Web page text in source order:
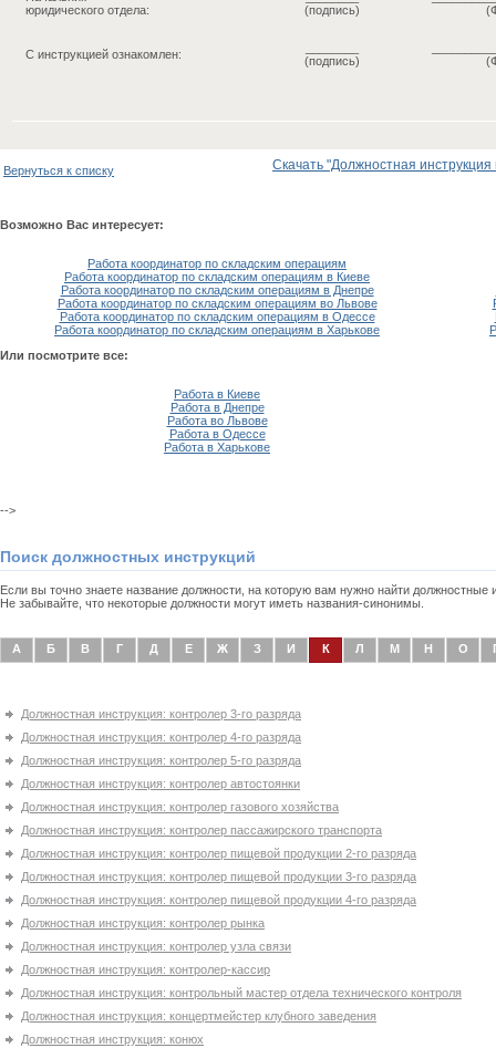
юридического отдела:
(подпись)
С инструкцией ознакомлен:
(подпись)
Вернуться к списку Скачать "Должностная
Возможно Вас интересует:
Работа координатор по складским операциям
Работа координатор по складским операциям в Киеве
Работа координатор по складским операциям в Днепре
Работа координатор по складским операциям во Львове
Работа координатор по складским операциям в Одессе
Работа координатор по складским операциям в Харькове
Или посмотрите все:
Работа в Киеве
Работа в Днепре
Работа во Львове
Работа в Одессе
Работа в Харькове
-->
Поиск должностных инструкций
Если вы точно знаете название должности, на которую вам нужно найти
Не забывайте, что некоторые должности могут иметь названия-синонимы.
А Б В Г Д Е Ж З И К Л М Н О
Должностная инструкция: контролер 3-го разряда
Должностная инструкция: контролер 4-го разряда
Должностная инструкция: контролер 5-го разряда
Должностная инструкция: контролер автостоянки
Должностная инструкция: контролер газового хозяйства
Должностная инструкция: контролер пассажирского транспорта
Должностная инструкция: контролер пищевой продукции 2-го разряда
Должностная инструкция: контролер пищевой продукции 3-го разряда
Должностная инструкция: контролер пищевой продукции 4-го разряда
Должностная инструкция: контролер рынка
Должностная инструкция: контролер узла связи
Должностная инструкция: контролер-кассир
Должностная инструкция: контрольный мастер отдела технического контроля
Должностная инструкция: концертмейстер клубного заведения
Должностная инструкция: конюх